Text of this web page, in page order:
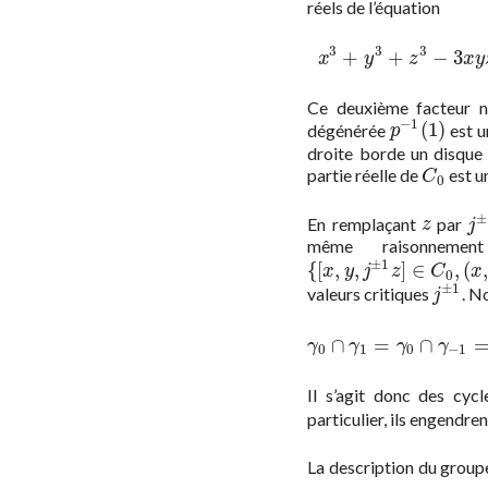
réels de l’équation
x3 + y3 + z3 − 3xy
x3 +y3+
Ce deuxième facteur
dégénéréep−1 (1)
p−1 (1) est
droite borde un disque
partie réelle de C0
C0 est
En remplaçant z
z par j±
j±
même
{[x, y, j±1z] ∈ C0, (x,
{[ x,y, ±1 z]∈C 0,( x,y,z) ∈R
valeurs critiques j±1
j±1.
γ0 ∩ γ1 = γ0 ∩ γ−1
γ0 ∩γ 1= γ0∩γ− 1= γ−1 ∩γ
Il s’agit donc des
particulier, ils
La description du